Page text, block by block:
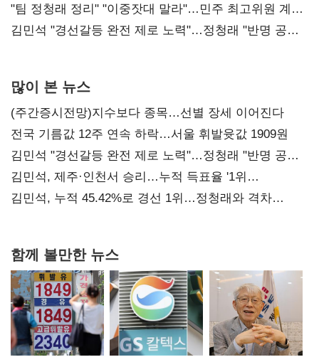
"팀 정청래 정리" "이중잣대 말라"…민주 최고위원 계파
다툼 격화
김민석 "경선갈등 완전 제로 노력"…정청래 "반명 공세
많이 본 뉴스
(주간증시전망)지수보다 종목…선별 장세 이어진다
전국 기름값 12주 연속 하락…서울 휘발윳값 1909원
김민석 "경선갈등 완전 제로 노력"…정청래 "반명 공세
사과부터"
김민석, 제주·인천서 승리…누적 득표율 '1위
탈환'(종합)
김민석, 누적 45.42%로 경선 1위…정청래와 격차
함께 볼만한 뉴스